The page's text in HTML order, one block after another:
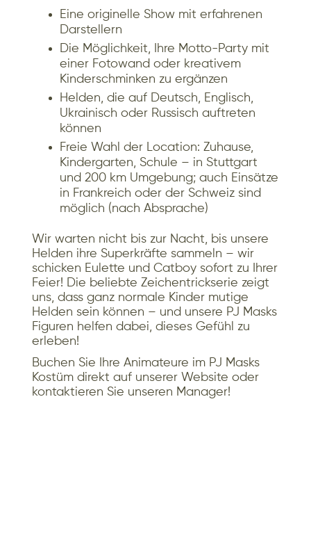
Eine originelle Show mit erfahrenen
Darstellern
Die Möglichkeit, Ihre Motto-Party mit
einer Fotowand oder kreativem
Kinderschminken zu ergänzen
Helden, die auf Deutsch, Englisch,
Ukrainisch oder Russisch auftreten
können
Freie Wahl der Location: Zuhause,
Kindergarten, Schule – in Stuttgart
und 200 km Umgebung; auch Einsätze
in Frankreich oder der Schweiz sind
möglich (nach Absprache)
Wir warten nicht bis zur Nacht, bis unsere
Helden ihre Superkräfte sammeln – wir
schicken Eulette und Catboy sofort zu Ihrer
Feier! Die beliebte Zeichentrickserie zeigt
uns, dass ganz normale Kinder mutige
Helden sein können – und unsere PJ Masks
Figuren helfen dabei, dieses Gefühl zu
erleben!
Buchen Sie Ihre Animateure im PJ Masks
Kostüm direkt auf unserer Website oder
kontaktieren Sie unseren Manager!